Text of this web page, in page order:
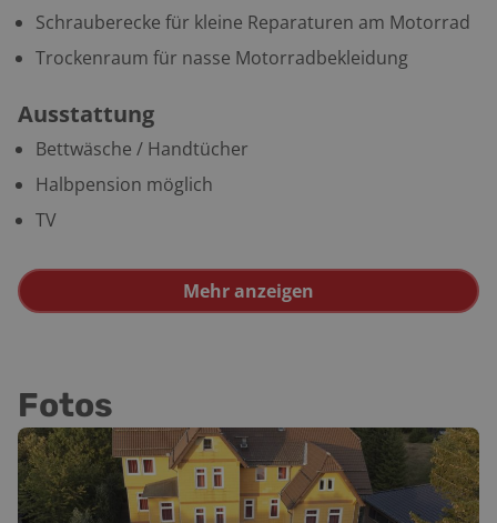
Schrauberecke für kleine Reparaturen am Motorrad
Trockenraum für nasse Motorradbekleidung
Ausstattung
Bettwäsche / Handtücher
Halbpension möglich
TV
Mehr anzeigen
Fotos